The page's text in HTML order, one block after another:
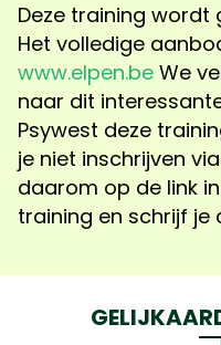
Deze training wordt
Het volledige
www.elpen.be We
naar dit
Psywest deze
je niet inschrijven
daarom op de link
training en schrijf je